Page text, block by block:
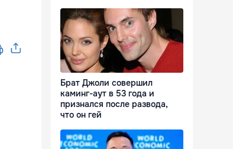
Брат Джоли совершил
каминг-аут в 53 года и
признался после развода,
что он гей